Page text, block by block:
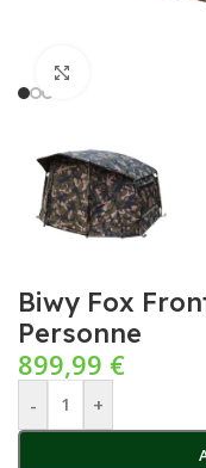
Biwy Fox
Personne
899,99 €
- +